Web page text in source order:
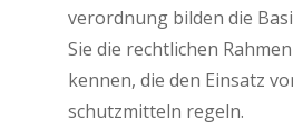
ver­ord­nung bil­den die
Sie die recht­li­chen
ken­nen, die den Ein­satz
schutz­mit­teln regeln.